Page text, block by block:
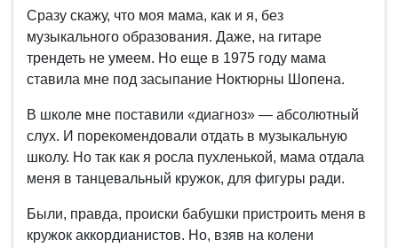
Сразу скажу, что моя мама, как и я, без
музыкального образования. Даже, на гитаре
трендеть не умеем. Но еще в 1975 году мама
ставила мне под засыпание Ноктюрны Шопена.
В школе мне поставили «диагноз» — абсолютный
слух. И порекомендовали отдать в музыкальную
школу. Но так как я росла пухленькой, мама отдала
меня в танцевальный кружок, для фигуры ради.
Были, правда, происки бабушки пристроить меня в
кружок аккордианистов. Но, взяв на колени